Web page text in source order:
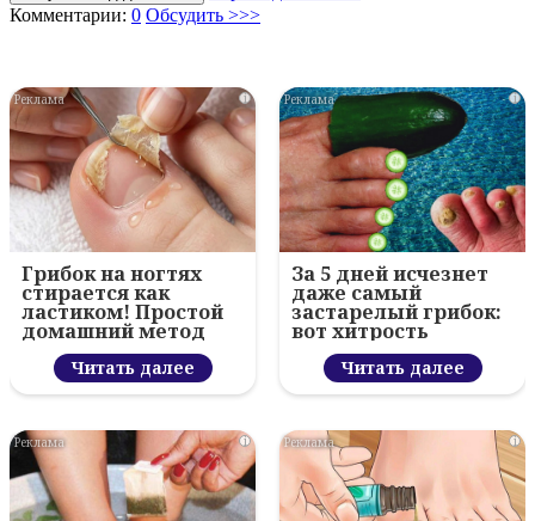
Комментарии: 0 Обсудить >>>
i
Грибок на ногтях
стирается как
ластиком! Простой
домашний метод
Читать далее
i
За 5 дней исчезнет
даже самый
застарелый грибок:
вот хитрость
Читать далее
i i